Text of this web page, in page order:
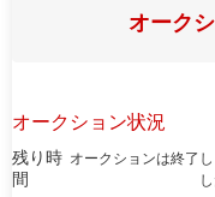
オーク
オークション状況
残り時
間
オークションは終了し